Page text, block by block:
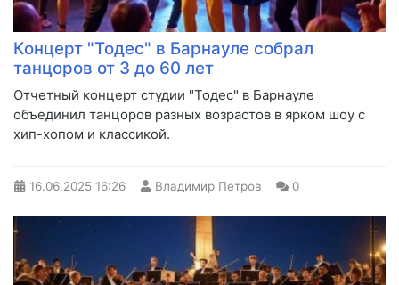
Концерт "Тодес" в Барнауле собрал
танцоров от 3 до 60 лет
Отчетный концерт студии "Тодес" в Барнауле
объединил танцоров разных возрастов в ярком шоу с
хип-хопом и классикой.
16.06.2025 16:26 Владимир Петров 0